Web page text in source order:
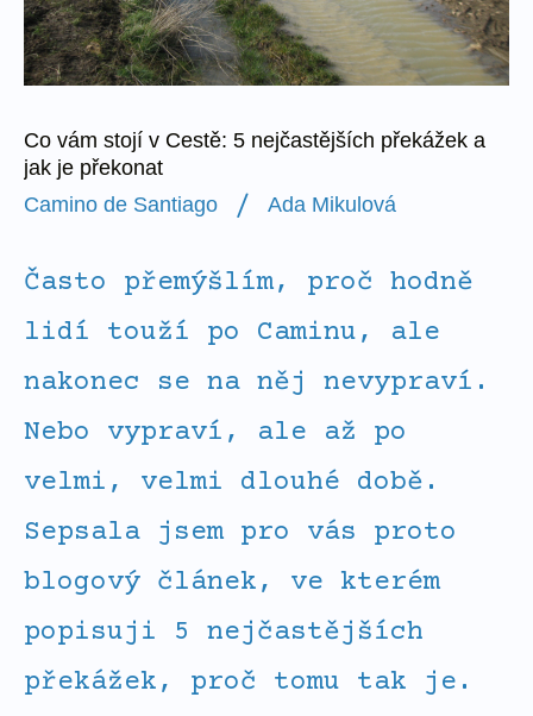
Co vám stojí v Cestě: 5 nejčastějších překážek a
jak je překonat
Camino de Santiago
/ Ada Mikulová
Často přemýšlím, proč hodně
lidí touží po Caminu, ale
nakonec se na něj nevypraví.
Nebo vypraví, ale až po
velmi, velmi dlouhé době.
Sepsala jsem pro vás proto
blogový článek, ve kterém
popisuji 5 nejčastějších
překážek, proč tomu tak je.
překážek
a
jak
je
překonat